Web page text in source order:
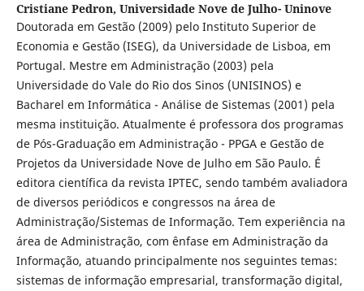
Cristiane Pedron, Universidade Nove de Julho- Uninove
Doutorada em Gestão (2009) pelo Instituto Superior de
Economia e Gestão (ISEG), da Universidade de Lisboa, em
Portugal. Mestre em Administração (2003) pela
Universidade do Vale do Rio dos Sinos (UNISINOS) e
Bacharel em Informática - Análise de Sistemas (2001) pela
mesma instituição. Atualmente é professora dos programas
de Pós-Graduação em Administração - PPGA e Gestão de
Projetos da Universidade Nove de Julho em São Paulo. É
editora científica da revista IPTEC, sendo também avaliadora
de diversos periódicos e congressos na área de
Administração/Sistemas de Informação. Tem experiência na
área de Administração, com ênfase em Administração da
Informação, atuando principalmente nos seguintes temas:
sistemas de informação empresarial, transformação digital,